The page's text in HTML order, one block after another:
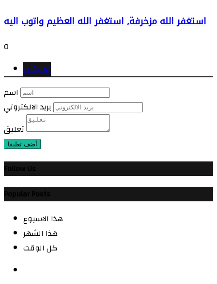
استغفر الله مزخرفة, استغفر الله العظيم واتوب اليه
0
تعليقات
اسم
بريد الالكتروني
تعليق
أضف تعليقا
هذا الاسبوع
هذا الشهر
كل الوقت